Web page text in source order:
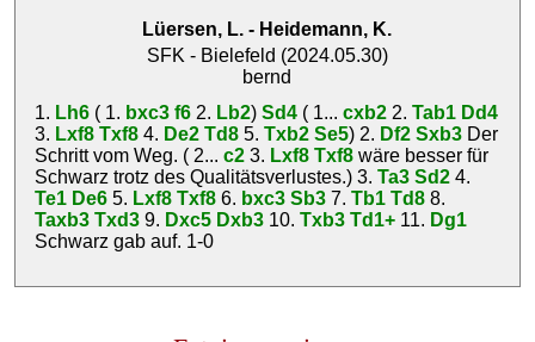
Lüersen, L. - Heidemann, K.
SFK - Bielefeld (2024.05.30)
bernd
1. Lh6 ( 1. bxc3 f6 2. Lb2)Sd4 ( 1...cxb2 2.Tab1 Dd4
3. Lxf8 Txf8 4. De2 Td8 5.Txb2 Se5) 2. Df2 Sxb3 Der
Schritt vom Weg. ( 2...c2 3. Lxf8 Txf8 wäre besser für
Schwarz trotz des Qualitätsverlustes.) 3.Ta3 Sd2 4.
Te1 De6 5. Lxf8 Txf8 6. bxc3 Sb3 7.Tb1 Td8 8.
Taxb3 Txd3 9. Dxc5 Dxb3 10.Txb3 Td1+ 11. Dg1
Schwarz gab auf. 1-0